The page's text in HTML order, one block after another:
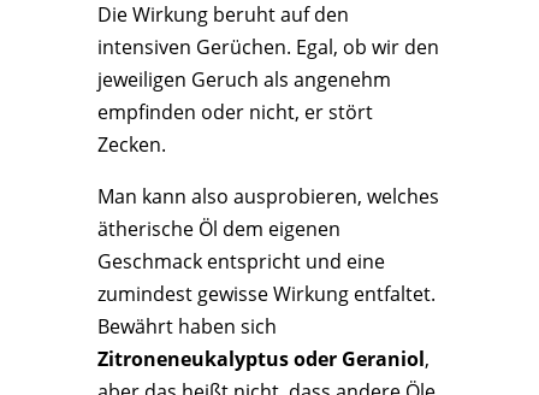
Die Wirkung beruht auf den
intensiven Gerüchen. Egal, ob wir den
jeweiligen Geruch als angenehm
empfinden oder nicht, er stört
Zecken.
Man kann also ausprobieren, welches
ätherische Öl dem eigenen
Geschmack entspricht und eine
zumindest gewisse Wirkung entfaltet.
Bewährt haben sich
Zitroneneukalyptus oder Geraniol,